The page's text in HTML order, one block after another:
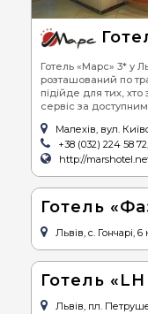
Готель «Марс» 3* у
розташований по
підійде для тих, хто
сервіс за
Малехів, вул.
+38 (032) 224 58
http://
Готель
Львів, с. Гончарі,
Готель
Львів, пл.